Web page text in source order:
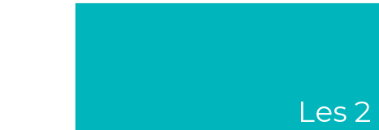
Les 2